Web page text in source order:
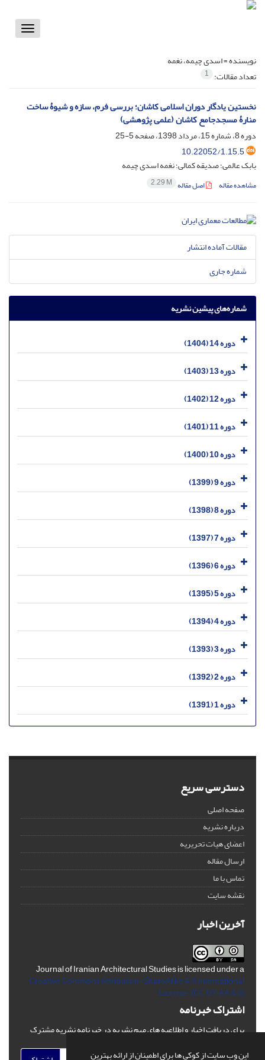
این وب سایت از کوکی ها برای اطمینان از ارائه بهترین
Toggle
نویسنده =اسدی چیمه، نغمه
تعداد مقالات: 1
نخستین یادگار دوران اسلامی کاشان؛ بررسی فرم، سازه و شیوۀ ساخت
منارۀ مسجدجامع کاشان (علمی پژوهشی)
دوره 8، شماره 15، مرداد 1398، صفحه
5-25
10.22052/1.15.5
بابک عالمی؛ صدیقه کمالی؛ نغمه اسدی چیمه
مشاهده مقاله اصل مقاله 2.29 M
مقالات آماده انتشار
شماره جاری
شماره‌های پیشین نشریه
دوره 14 (1404)
دوره 13 (1403)
دوره 12 (1402)
دوره 11 (1401)
دوره 10 (1400)
دوره 9 (1399)
دوره 8 (1398)
دوره 7 (1397)
دوره 6 (1396)
دوره 5 (1395)
دوره 4 (1394)
دوره 3 (1393)
دوره 2 (1392)
دوره 1 (1391)
دسترسی سریع
صفحه اصلی
درباره نشریه
اعضای هیات تحریریه
ارسال مقاله
تماس با ما
نقشه سایت
آخرین اخبار
Journal of Iranian Architectural Studies is licensed under a
Creative Commons Attribution-ShareAlike 4.0 International
License. (CC BY-AA 4.0)
اشتراک خبرنامه
برای دریافت اخبار و اطلاعیه های مهم نشریه در خبرنامه نشریه مشترک